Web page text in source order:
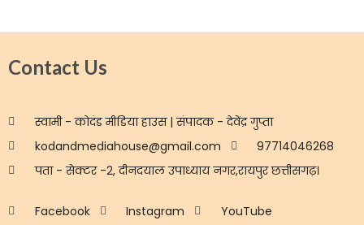
Contact Us
स्वामी - कोदंड मीडिया हाउस | संपादक - देवेंद्र गुप्ता
kodandmediahouse@gmail.com
97714046268
पता - सेक्टर -2, दीनदयाल उपाध्याय नगर,रायपुर छत्तीसगढ़।
Facebook Instagram YouTube